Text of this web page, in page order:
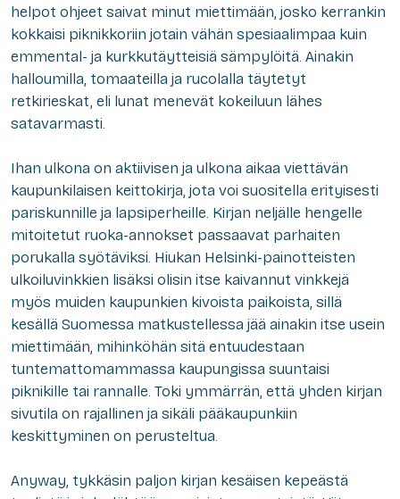
helpot ohjeet saivat minut miettimään, josko kerrankin
kokkaisi piknikkoriin jotain vähän spesiaalimpaa kuin
emmental- ja kurkkutäytteisiä sämpylöitä. Ainakin
halloumilla, tomaateilla ja rucolalla täytetyt
retkirieskat, eli lunat menevät kokeiluun lähes
satavarmasti.
Ihan ulkona on aktiivisen ja ulkona aikaa viettävän
kaupunkilaisen keittokirja, jota voi suositella erityisesti
pariskunnille ja lapsiperheille. Kirjan neljälle hengelle
mitoitetut ruoka-annokset passaavat parhaiten
porukalla syötäviksi. Hiukan Helsinki-painotteisten
ulkoiluvinkkien lisäksi olisin itse kaivannut vinkkejä
myös muiden kaupunkien kivoista paikoista, sillä
kesällä Suomessa matkustellessa jää ainakin itse usein
miettimään, mihinköhän sitä entuudestaan
tuntemattomammassa kaupungissa suuntaisi
piknikille tai rannalle. Toki ymmärrän, että yhden kirjan
sivutila on rajallinen ja sikäli pääkaupunkiin
keskittyminen on perusteltua.
Anyway, tykkäsin paljon kirjan kesäisen kepeästä